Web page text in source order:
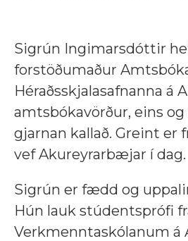
Sigrún Ingimarsdóttir
forstöðumaður
Héraðsskjalasafnanna á
amtsbókavörður, eins
gjarnan kallað. Greint er
vef Akureyrarbæjar í dag.
Sigrún er fædd og
Hún lauk stúdentsprófi
Verkmenntaskólanum á